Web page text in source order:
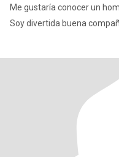
Me gustaría conocer un
Soy divertida buena